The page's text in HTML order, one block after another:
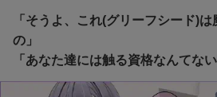
「そうよ、これ(グリーフシード)
の」
「あなた達には触る資格なんてない